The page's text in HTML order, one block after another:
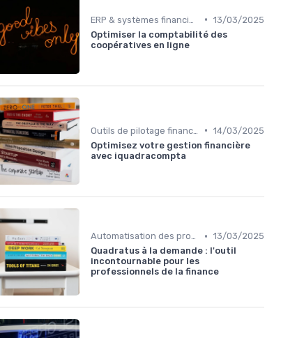
• 13/03/2025
Optimiser la comptabilité des
coopératives en ligne
• 14/03/2025
Optimisez votre gestion financière
avec iquadracompta
Automatisation des processus financiers • 13/03/2025
Quadratus à la demande : l'outil
incontournable pour les
professionnels de la finance